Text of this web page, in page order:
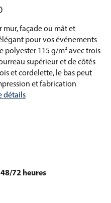
mur, façade ou mât et
pour vos événements
polyester 115 g/m² avec trois
supérieur et de côtés
et cordelette, le bas peut
et fabrication
détails
72 heures